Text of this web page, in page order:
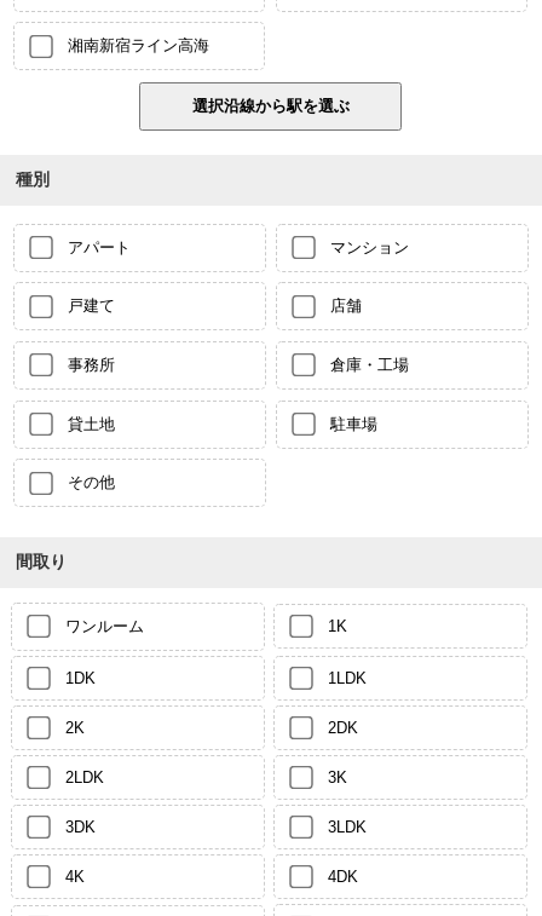
湘南新宿ライン高海
種別
アパート マンション
戸建て 店舗
事務所 倉庫・工場
貸土地 駐車場
その他
間取り
ワンルーム 1K
1DK 1LDK
2K 2DK
2LDK 3K
3DK 3LDK
4K 4DK